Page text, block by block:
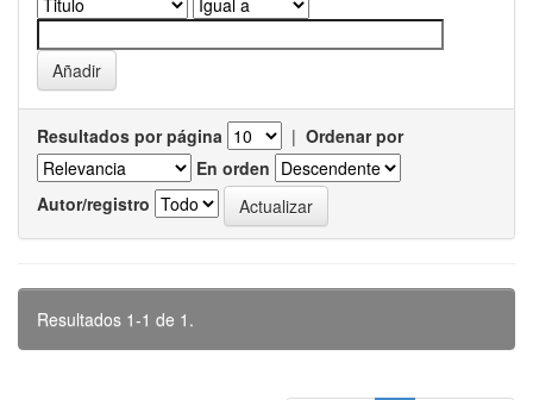
Resultados por página | Ordenar por
En orden
Autor/registro
Resultados 1-1 de 1.